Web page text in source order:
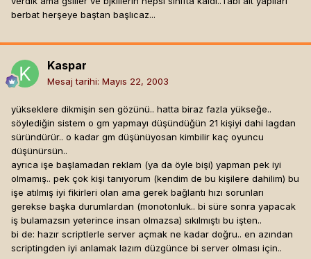
berbat herşeye baştan başlıcaz...
Kaspar
Mesaj tarihi: Mayıs 22, 2003
yükseklere dikmişin sen gözünü.. hatta biraz fazla yükseğe..
söylediğin sistem o gm yapmayı düşündüğün 21 kişiyi dahi lagdan
süründürür.. o kadar gm düşünüyosan kimbilir kaç oyuncu
düşünürsün..
ayrıca işe başlamadan reklam (ya da öyle bişi) yapman pek iyi
olmamış.. pek çok kişi tanıyorum (kendim de bu kişilere dahilim) bu
işe atılmış iyi fikirleri olan ama gerek bağlantı hızı sorunları
gerekse başka durumlardan (monotonluk.. bi süre sonra yapacak
iş bulamazsın yeterince insan olmazsa) sıkılmıştı bu işten..
bi de: hazır scriptlerle server açmak ne kadar doğru.. en azından
scriptingden iyi anlamak lazım düzgünce bi server olması için..